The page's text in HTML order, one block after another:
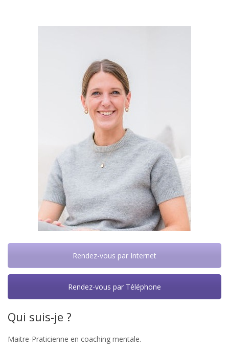
Qui suis-je ?
Maitre-Praticienne en coaching mentale.
Rendez-vous par Internet
Rendez-vous par Téléphone